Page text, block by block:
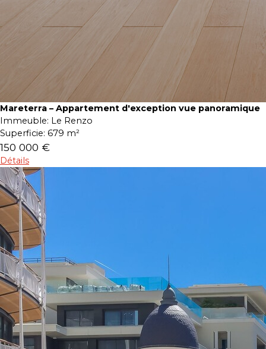
Mareterra – Appartement d'exception vue panoramique
Immeuble: Le Renzo
Superficie: 679 m²
150 000 €
Détails